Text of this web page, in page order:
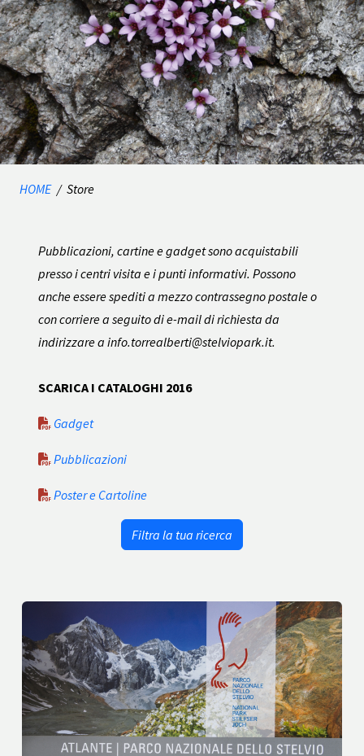
HOME / Store
Pubblicazioni, cartine e gadget sono acquistabili
presso i centri visita e i punti informativi. Possono
anche essere spediti a mezzo contrassegno postale o
con corriere a seguito di e-mail di richiesta da
indirizzare a info.torrealberti@stelviopark.it.
SCARICA I CATALOGHI 2016
Gadget
Pubblicazioni
Poster e Cartoline
Filtra la tua ricerca